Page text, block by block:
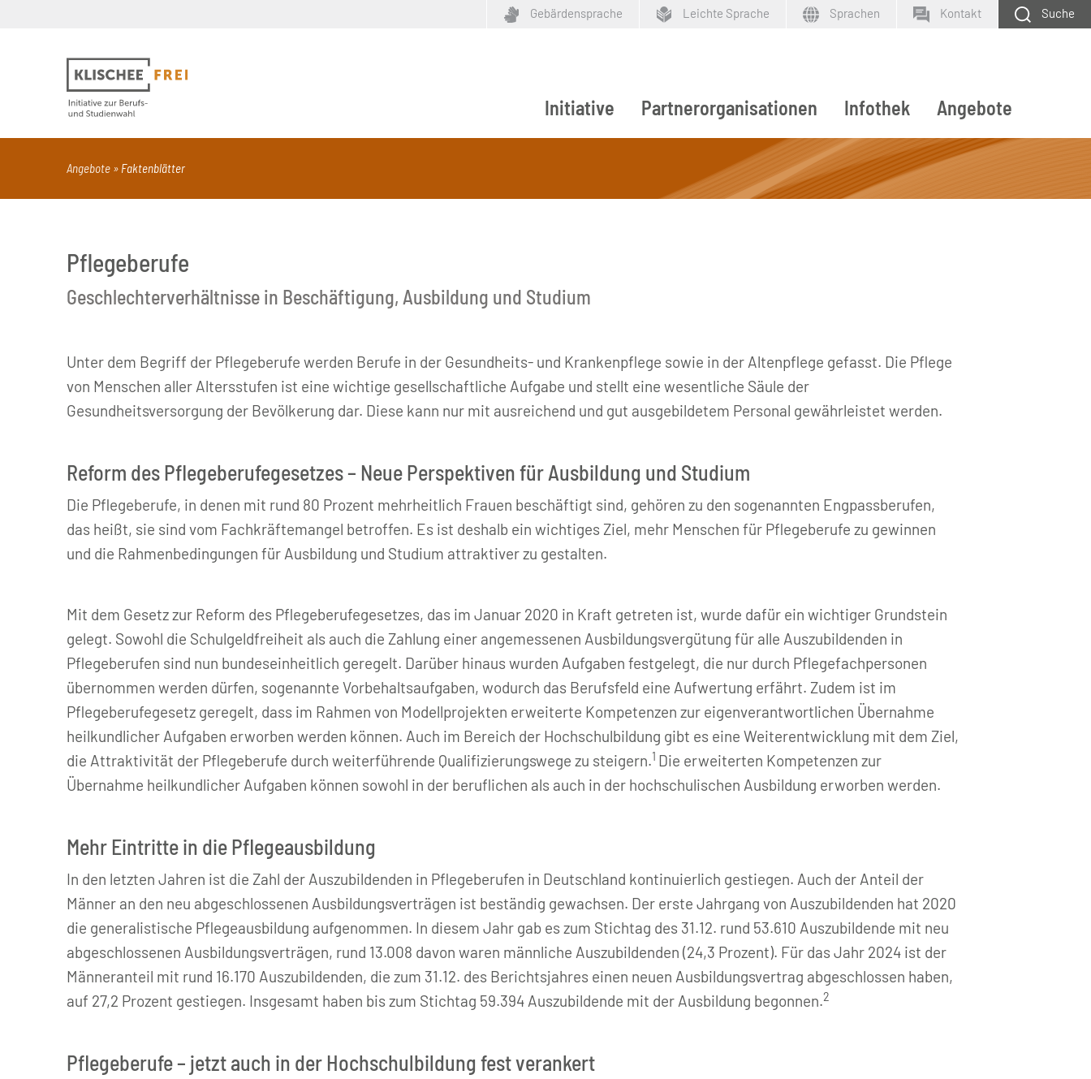
Gebärdensprache Leichte Sprache Sprachen Kontakt Suche
Suchbegriff
SUCHEN
Initiative Partnerorganisationen Infothek Angebote
Angebote Faktenblätter
Pflegeberufe
Geschlechterverhältnisse in Beschäftigung, Ausbildung und Studium
Unter dem Begriff der Pflegeberufe werden Berufe in der Gesundheits- und Krankenpflege sowie in der Altenpflege gefasst. Die Pflege
von Menschen aller Altersstufen ist eine wichtige gesellschaftliche Aufgabe und stellt eine wesentliche Säule der
Gesundheitsversorgung der Bevölkerung dar. Diese kann nur mit ausreichend und gut ausgebildetem Personal gewährleistet werden.
Reform des Pflegeberufegesetzes – Neue Perspektiven für Ausbildung und Studium
Die Pflegeberufe, in denen mit rund 80 Prozent mehrheitlich Frauen beschäftigt sind, gehören zu den sogenannten Engpassberufen,
das heißt, sie sind vom Fachkräftemangel betroffen. Es ist deshalb ein wichtiges Ziel, mehr Menschen für Pflegeberufe zu gewinnen
und die Rahmenbedingungen für Ausbildung und Studium attraktiver zu gestalten.
Mit dem Gesetz zur Reform des Pflegeberufegesetzes, das im Januar 2020 in Kraft getreten ist, wurde dafür ein wichtiger Grundstein
gelegt. Sowohl die Schulgeldfreiheit als auch die Zahlung einer angemessenen Ausbildungsvergütung für alle Auszubildenden in
Pflegeberufen sind nun bundeseinheitlich geregelt. Darüber hinaus wurden Aufgaben festgelegt, die nur durch Pflegefachpersonen
übernommen werden dürfen, sogenannte Vorbehaltsaufgaben, wodurch das Berufsfeld eine Aufwertung erfährt. Zudem ist im
Pflegeberufegesetz geregelt, dass im Rahmen von Modellprojekten erweiterte Kompetenzen zur eigenverantwortlichen Übernahme
heilkundlicher Aufgaben erworben werden können. Auch im Bereich der Hochschulbildung gibt es eine Weiterentwicklung mit dem Ziel,
die Attraktivität der Pflegeberufe durch weiterführende Qualifizierungswege zu steigern.1 Die erweiterten Kompetenzen zur
Übernahme heilkundlicher Aufgaben können sowohl in der beruflichen als auch in der hochschulischen Ausbildung erworben werden.
Mehr Eintritte in die Pflegeausbildung
In den letzten Jahren ist die Zahl der Auszubildenden in Pflegeberufen in Deutschland kontinuierlich gestiegen. Auch der Anteil der
Männer an den neu abgeschlossenen Ausbildungsverträgen ist beständig gewachsen. Der erste Jahrgang von Auszubildenden hat 2020
die generalistische Pflegeausbildung aufgenommen. In diesem Jahr gab es zum Stichtag des 31.12. rund 53.610 Auszubildende mit neu
abgeschlossenen Ausbildungsverträgen, rund 13.008 davon waren männliche Auszubildenden (24,3 Prozent). Für das Jahr 2024 ist der
Männeranteil mit rund 16.170 Auszubildenden, die zum 31.12. des Berichtsjahres einen neuen Ausbildungsvertrag abgeschlossen haben,
auf 27,2 Prozent gestiegen. Insgesamt haben bis zum Stichtag 59.394 Auszubildende mit der Ausbildung begonnen.2
Pflegeberufe – jetzt auch in der Hochschulbildung fest verankert